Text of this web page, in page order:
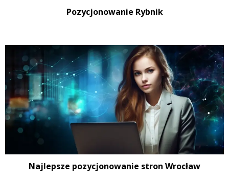
Pozycjonowanie Rybnik
Najlepsze pozycjonowanie stron Wrocław